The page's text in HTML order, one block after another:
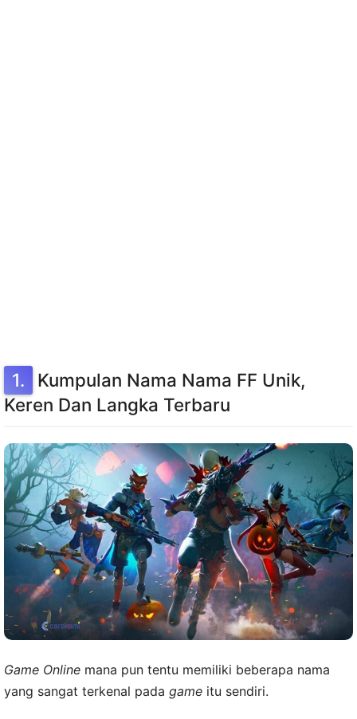
Kumpulan Nama Nama FF Unik,
Keren Dan Langka Terbaru
Game Online mana pun tentu memiliki beberapa nama
yang sangat terkenal pada game itu sendiri.